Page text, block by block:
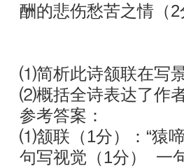
酬的悲伤愁苦之情（
⑴简析此诗颔联在写
⑵概括全诗表达了作
参考答案：
⑴颔联（1分）：“猿
句写视觉（1分） 一